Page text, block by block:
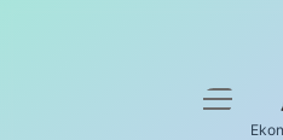
menüyü